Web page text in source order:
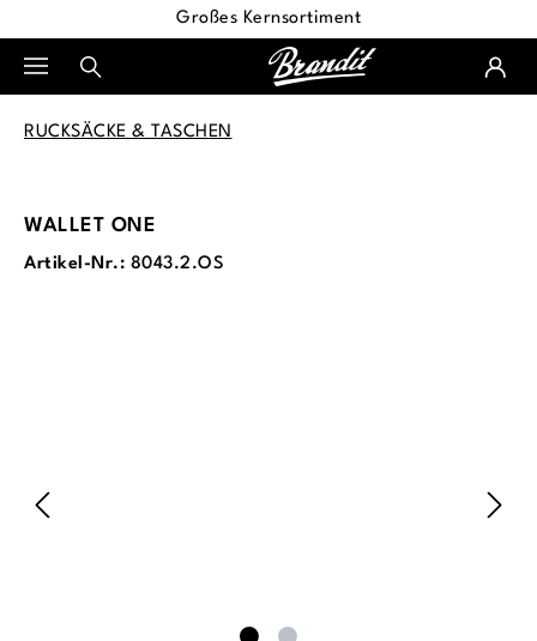
Großes Kernsortiment
RUCKSÄCKE & TASCHEN
WALLET ONE
Artikel-Nr.: 8043.2.OS